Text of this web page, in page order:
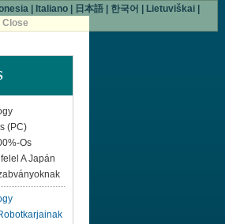
(PC)
Os
A Japán
| Italiano| 日本語| 한국어 Lietuviškai|
|Close